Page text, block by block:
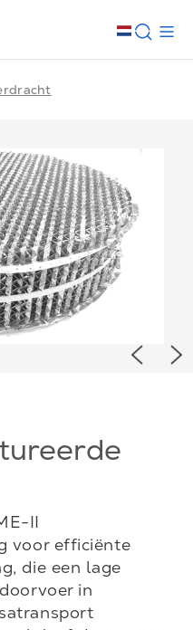
II
voor efficiënte
die een lage
in